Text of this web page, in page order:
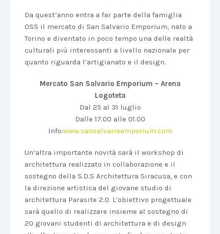
Da quest’anno entra a far parte della famiglia
OSS il mercato di San Salvario Emporium, nato a
Torino e diventato in poco tempo una delle realtà
culturali più interessanti a livello nazionale per
quanto riguarda l’artigianato e il design.
Mercato San Salvario Emporium – Arena
Logoteta
Dal 25 al 31 luglio
Dalle 17.00 alle 01.00
Info:www.sansalvarioemporium.com
Un’altra importante novità sarà il workshop di
architettura realizzato in collaborazione e il
sostegno della S.D.S Architettura Siracusa, e con
la direzione artistica del giovane studio di
architettura Parasite 2.0. L’obiettivo progettuale
sarà quello di realizzare insieme al sostegno di
20 giovani studenti di architettura e di design